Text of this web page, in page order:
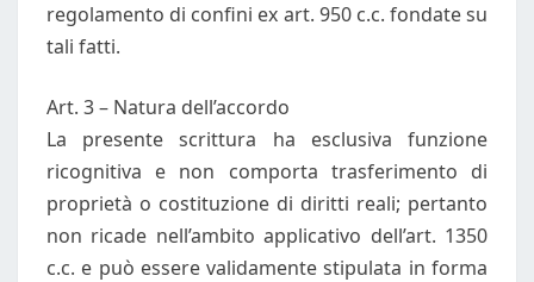
regolamento di confini ex art. 950 c.c. fondate su
tali fatti.
Art. 3 – Natura dell’accordo
La presente scrittura ha esclusiva funzione
ricognitiva e non comporta trasferimento di
proprietà o costituzione di diritti reali; pertanto
non ricade nell’ambito applicativo dell’art. 1350
c.c. e può essere validamente stipulata in forma